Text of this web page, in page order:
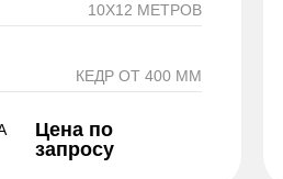
10Х12 МЕТРОВ
КЕДР ОТ 400 ММ
Цена по
запросу